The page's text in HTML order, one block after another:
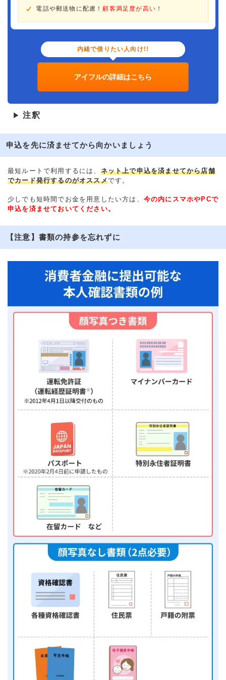
電話や郵送物に配慮！顧客満足度が高い ！
内緒で借りたい人向け!!
アイフルの詳細はこちら
▶ 注釈
申込を先に済ませてから向かいましょう
最短ルートで利用するには、 ネット上で申込を済ませてから店舗
でカード発行するのがオススメです。
少しでも短時間でお金を用意したい方は、 今の内にスマホやPCで
申込を済ませておいてください。
【注意】書類の持参を忘れずに